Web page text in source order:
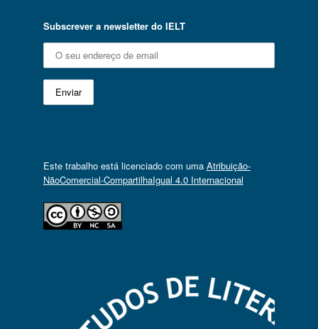
Subscrever a newsletter do IELT
Este trabalho está licenciado com uma Atribuição-
NãoComercial-CompartilhaIgual 4.0 Internacional